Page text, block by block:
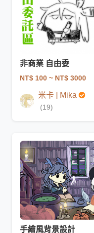
非商業 自由委
NT$ 100 ~ NT$ 3000
米卡 | Mika
(19)
手繪風背景設計